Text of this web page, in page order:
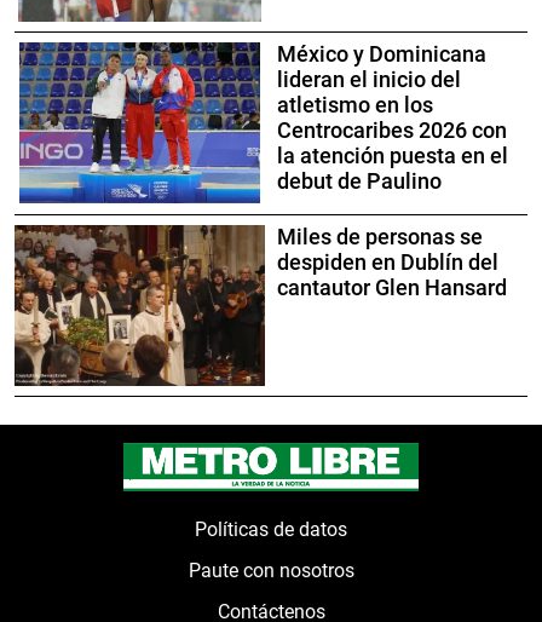
México y Dominicana
lideran el inicio del
atletismo en los
Centrocaribes 2026 con
la atención puesta en el
debut de Paulino
Miles de personas se
despiden en Dublín del
cantautor Glen Hansard
Políticas de datos
Paute con nosotros
Contáctenos